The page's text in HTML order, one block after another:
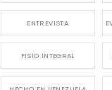
ENTREVISTA
FISIO INTEGRAL